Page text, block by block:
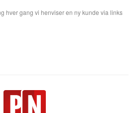
hver gang vi henviser en ny kunde via links